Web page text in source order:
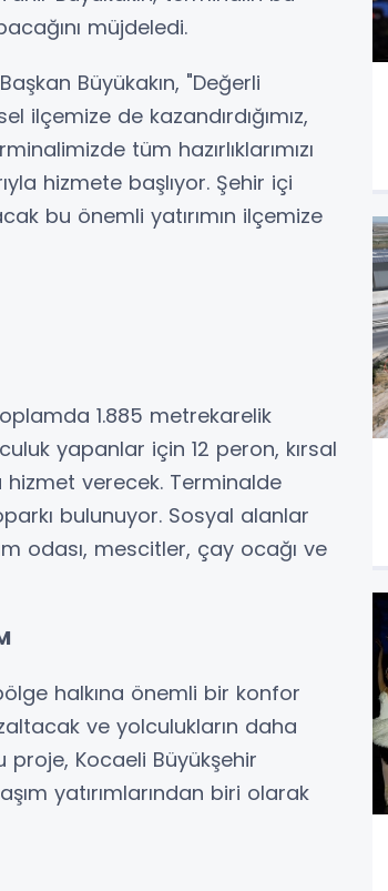
müjdeledi.
Büyükakın, "Değerli
ilçemize de kazandırdığımız,
tüm hazırlıklarımızı
hizmete başlıyor. Şehir içi
bu önemli yatırımın ilçemize
1.885 metrekarelik
yapanlar için 12 peron, kırsal
verecek. Terminalde
bulunuyor. Sosyal alanlar
odası, mescitler, çay ocağı ve
halkına önemli bir konfor
ve yolculukların daha
proje, Kocaeli Büyükşehir
yatırımlarından biri olarak